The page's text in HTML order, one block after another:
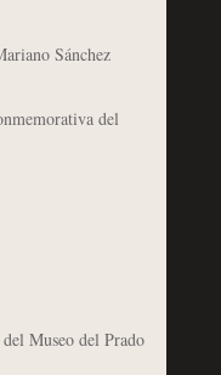
Sánchez
del
Museo del Prado